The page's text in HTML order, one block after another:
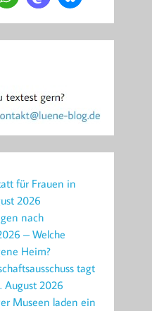
für Frauen in
2026
nach
– Welche
Heim?
tagt
August 2026
Museen laden ein